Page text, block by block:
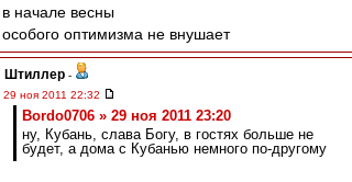
в начале весны
особого оптимизма не внушает
Штиллер -
29 ноя 2011 22:32
Bordo0706 » 29 ноя 2011 23:20
ну, Кубань, слава Богу, в гостях больше не
будет, а дома с Кубанью немного по-другому